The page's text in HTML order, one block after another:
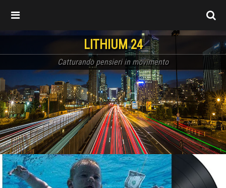
LITHIUM 24
Catturando pensieri in movimento